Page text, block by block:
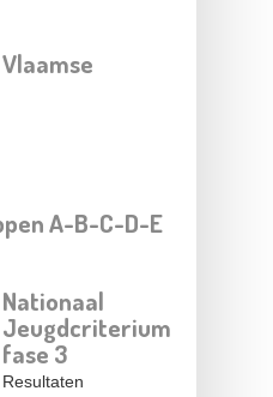
Vlaamse
A-B-C-D-E
Nationaal
Jeugdcriterium
fase 3
Resultaten